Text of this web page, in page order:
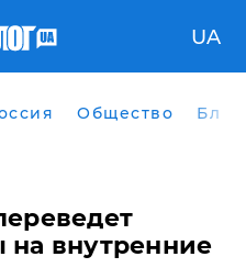
UA
Общество
внутренние